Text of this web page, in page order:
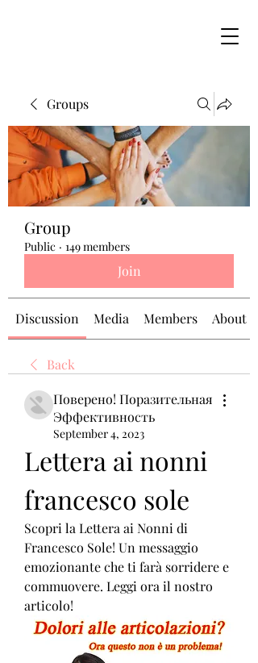
Groups
Group
Public · 149 members
Join
Discussion Media Members About
Back
Поверено! Поразительная
Эффективность
September 4, 2023
Lettera ai nonni
francesco sole
Scopri la Lettera ai Nonni di
Francesco Sole! Un messaggio
emozionante che ti farà sorridere e
commuovere. Leggi ora il nostro
articolo!